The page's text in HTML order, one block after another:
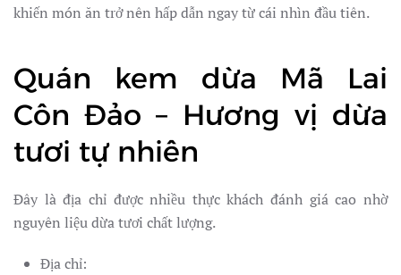
khiến món ăn trở nên hấp dẫn ngay từ cái nhìn đầu tiên.
Quán kem dừa Mã Lai
Côn Đảo – Hương vị dừa
tươi tự nhiên
Đây là địa chỉ được nhiều thực khách đánh giá cao nhờ
nguyên liệu dừa tươi chất lượng.
Địa chỉ: